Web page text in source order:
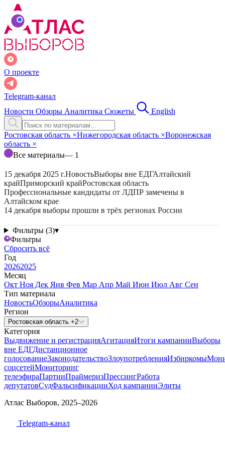
О проекте
Telegram-канал
Новости Обзоры Аналитика Сюжеты English
Ростовская область ×Нижегородская область ×Воронежская
область ×
Все материалы— 1
15 декабря 2025 г.НовостьВыборы вне ЕДГАлтайский
крайПриморский крайРостовская область
Профессиональные кандидаты от ЛДПР замечены в
Алтайском крае
14 декабря выборы прошли в трёх регионах России
Фильтры (3)▾
Фильтры
Сбросить всё
Год
20262025
Месяц
Окт Ноя Дек Янв Фев Мар Апр Май Июн Июл Авг Сен
Тип материала
НовостьОбзорыАналитика
Регион
Ростовская область +2
Категория
Выдвижение и регистрацияАгитацияИтоги кампанииВыборы
вне ЕДГДистанционное
голосованиеЗаконодательствоЗлоупотребленияИзбиркомы
соцсетейМониторинг
телеэфираПартииПраймеризПрессингРабота
депутатовСудФальсификацииХод кампанииЭлиты
Атлас Выборов, 2025–2026
Telegram-канал